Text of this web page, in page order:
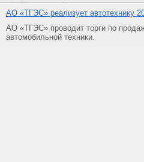
АO «ТГЭС» реализует автотехнику
АО «ТГЭС» проводит торги по
автомобильной техники.